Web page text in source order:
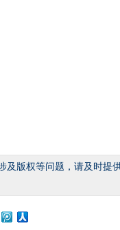
及版权等问题，请及时提